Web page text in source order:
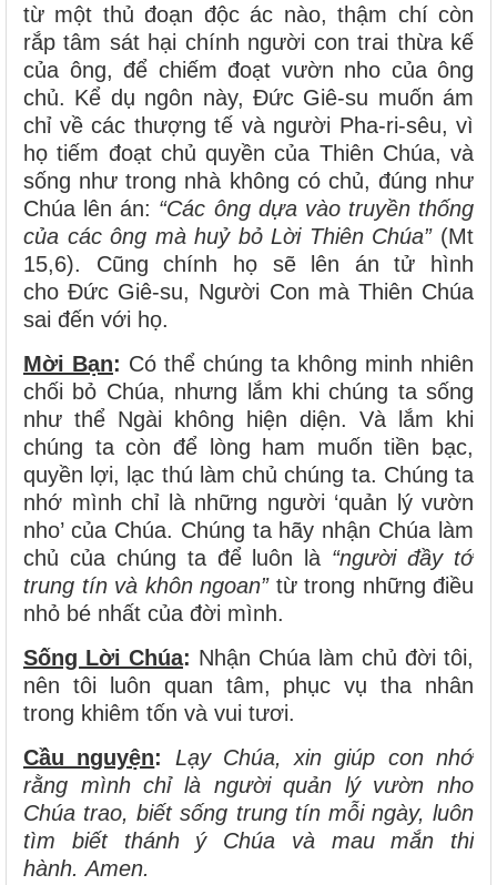
từ một thủ đoạn độc ác nào, thậm chí còn
rắp tâm sát hại chính người con trai thừa kế
của ông, để chiếm đoạt vườn nho của ông
chủ. Kể dụ ngôn này, Đức Giê-su muốn ám
chỉ về các thượng tế và người Pha-ri-sêu, vì
họ tiếm đoạt chủ quyền của Thiên Chúa, và
sống như trong nhà không có chủ, đúng như
Chúa lên án: “Các ông dựa vào truyền thống
của các ông mà huỷ bỏ Lời Thiên Chúa” (Mt
15,6). Cũng chính họ sẽ lên án tử hình
cho Đức Giê-su, Người Con mà Thiên Chúa
sai đến với họ.
Mời Bạn: Có thể chúng ta không minh nhiên
chối bỏ Chúa, nhưng lắm khi chúng ta sống
như thể Ngài không hiện diện. Và lắm khi
chúng ta còn để lòng ham muốn tiền bạc,
quyền lợi, lạc thú làm chủ chúng ta. Chúng ta
nhớ mình chỉ là những người ‘quản lý vườn
nho’ của Chúa. Chúng ta hãy nhận Chúa làm
chủ của chúng ta để luôn là “người đầy tớ
trung tín và khôn ngoan”từ trong những điều
nhỏ bé nhất của đời mình.
Sống Lời Chúa: Nhận Chúa làm chủ đời tôi,
nên tôi luôn quan tâm, phục vụ tha nhân
trong khiêm tốn và vui tươi.
Cầu nguyện:
Lạy Chúa, xin giúp con nhớ
rằng mình chỉ là người quản lý vườn nho
Chúa trao, biết sống trung tín mỗi ngày, luôn
tìm biết thánh ý Chúa và mau mắn thi
hành. Amen.